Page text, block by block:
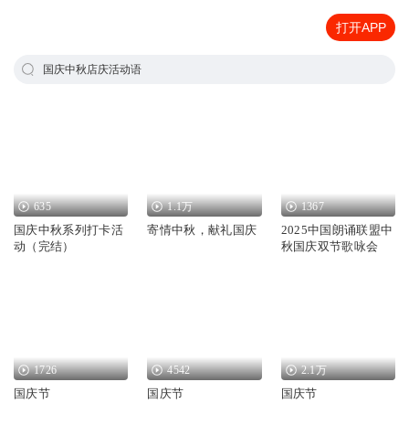
打开APP
国庆中秋店庆活动语
635
国庆中秋系列打卡活
动（完结）
1.1万
寄情中秋，献礼国庆
1367
2025中国朗诵联盟中
秋国庆双节歌咏会
1726
国庆节
4542
国庆节
2.1万
国庆节